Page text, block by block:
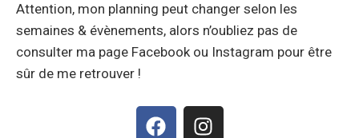
Attention, mon planning peut changer selon les
semaines & évènements, alors n’oubliez pas de
consulter ma page Facebook ou Instagram pour être
sûr de me retrouver !
F
I